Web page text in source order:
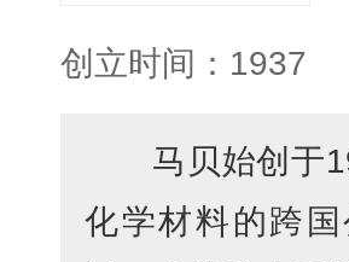
创立时间：1937
马贝始创于
化学材料的跨